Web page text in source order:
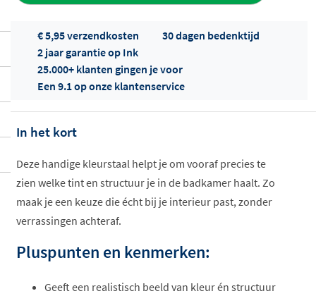
Offertes
€ 5,95 verzendkosten
30 dagen bedenktijd
2 jaar garantie op Ink
25.000+ klanten gingen je voor
Een 9.1 op onze klantenservice
In het kort
Deze handige kleurstaal helpt je om vooraf precies te
zien welke tint en structuur je in de badkamer haalt. Zo
maak je een keuze die écht bij je interieur past, zonder
verrassingen achteraf.
Pluspunten en kenmerken:
Geeft een realistisch beeld van kleur én structuur